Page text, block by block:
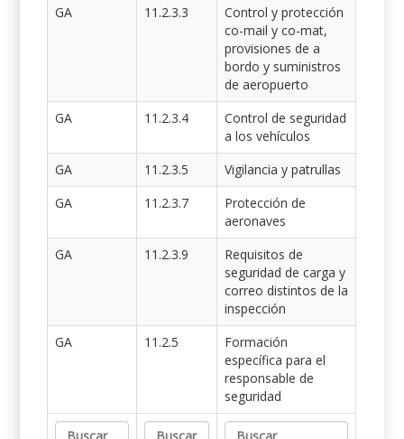
GA
11.2.3.3
Control y protección
co-mail y co-mat,
provisiones de a
bordo y suministros
de aeropuerto
GA
11.2.3.4
Control de seguridad
a los vehículos
GA
11.2.3.5
Vigilancia y patrullas
GA
11.2.3.7
Protección de
aeronaves
GA
11.2.3.9
Requisitos de
seguridad de carga y
correo distintos de la
inspección
GA
11.2.5
Formación
específica para el
responsable de
seguridad